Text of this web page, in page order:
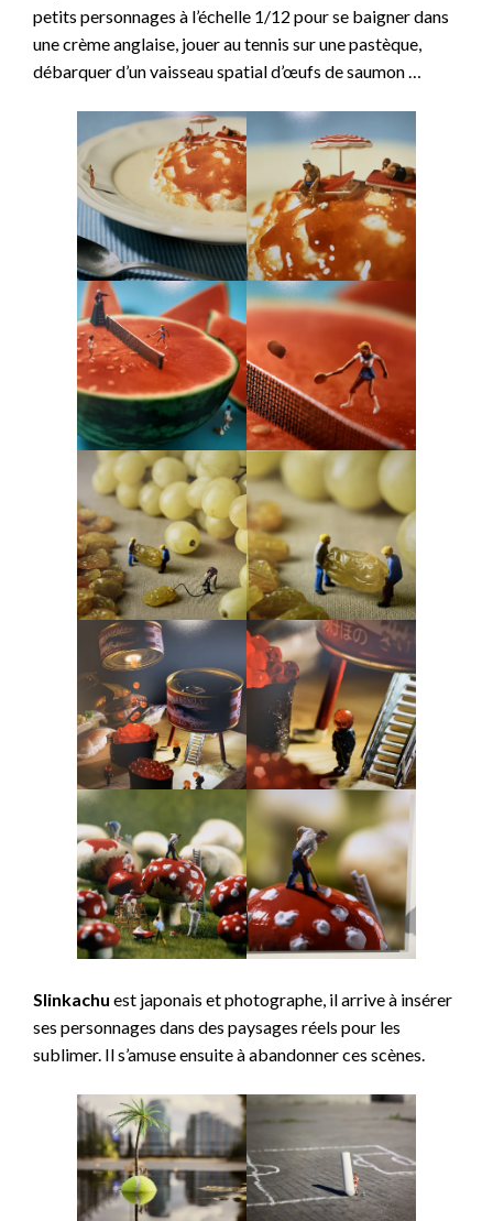
petits personnages à l’échelle 1/12 pour se baigner dans
une crème anglaise, jouer au tennis sur une pastèque,
débarquer d’un vaisseau spatial d’œufs de saumon …
Slinkachu est japonais et photographe, il arrive à insérer
ses personnages dans des paysages réels pour les
sublimer. Il s’amuse ensuite à abandonner ces scènes.